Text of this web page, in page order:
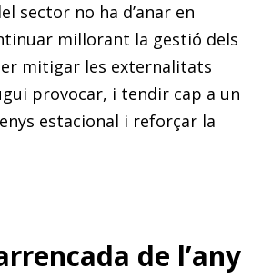
sector no ha d’anar en
millorant la gestió dels
mitigar les externalitats
provocar, i tendir cap a un
estacional i reforçar la
de l’any